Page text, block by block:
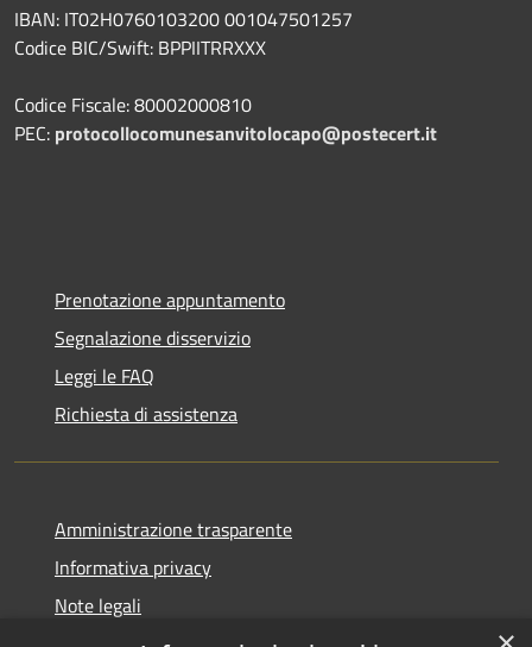
IBAN: IT02H0760103200 001047501257
Codice BIC/Swift: BPPIITRRXXX
Codice Fiscale: 80002000810
PEC: protocollocomunesanvitolocapo@postecert.it
Prenotazione appuntamento
Segnalazione disservizio
Leggi le FAQ
Richiesta di assistenza
Amministrazione trasparente
Informativa privacy
Note legali